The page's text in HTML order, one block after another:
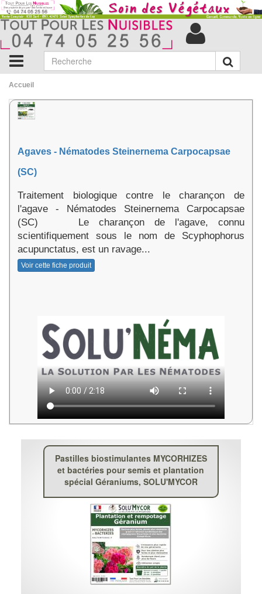
Accueil
Agaves - Nématodes Steinernema Carpocapsae
(SC)
Traitement biologique contre le charançon de
l'agave - Nématodes Steinernema Carpocapsae
(SC) Le charançon de l'agave, connu
scientifiquement sous le nom de Scyphophorus
acupunctatus, est un ravage...
Voir cette fiche produit
Pastilles biostimulantes MYCORHIZES
et bactéries pour semis et plantation
spécial Géraniums, SOLU'MYCOR